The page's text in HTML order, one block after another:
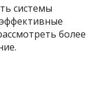
системы
более